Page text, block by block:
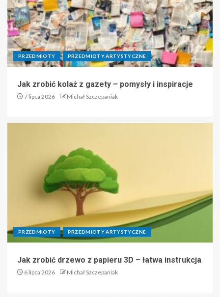
PRZEDMIOTY PRZEDMIOTY ARTYSTYCZNE
Jak zrobić kolaż z gazety – pomysły i inspiracje
7 lipca 2026 Michał Szczepaniak
PRZEDMIOTY PRZEDMIOTY ARTYSTYCZNE
Jak zrobić drzewo z papieru 3D – łatwa instrukcja
6 lipca 2026 Michał Szczepaniak